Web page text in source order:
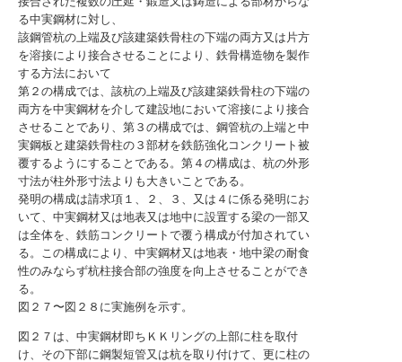
る中実鋼材に対し、
該鋼管杭の上端及び該建築鉄骨柱の下端の両方又は片方
を溶接により接合させることにより、鉄骨構造物を製作
する方法において
第２の構成では、該杭の上端及び該建築鉄骨柱の下端の
両方を中実鋼材を介して建設地において溶接により接合
させることであり、第３の構成では、鋼管杭の上端と中
実鋼板と建築鉄骨柱の３部材を鉄筋強化コンクリート被
覆するようにすることである。第４の構成は、杭の外形
寸法が柱外形寸法よりも大きいことである。
発明の構成は請求項１、２、３、又は４に係る発明にお
いて、中実鋼材又は地表又は地中に設置する梁の一部又
は全体を、鉄筋コンクリートで覆う構成が付加されてい
る。この構成により、中実鋼材又は地表・地中梁の耐食
性のみならず杭柱接合部の強度を向上させることができ
る。
図２７〜図２８に実施例を示す。
図２７は、中実鋼材即ちＫＫリングの上部に柱を取付
け、その下部に鋼製短管又は杭を取り付けて、更に柱の